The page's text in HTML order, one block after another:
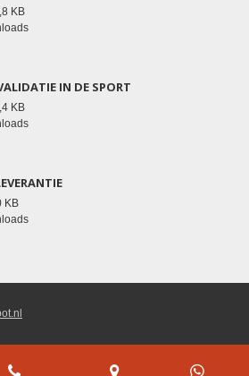
KB
IN DE SPORT
KB
KB